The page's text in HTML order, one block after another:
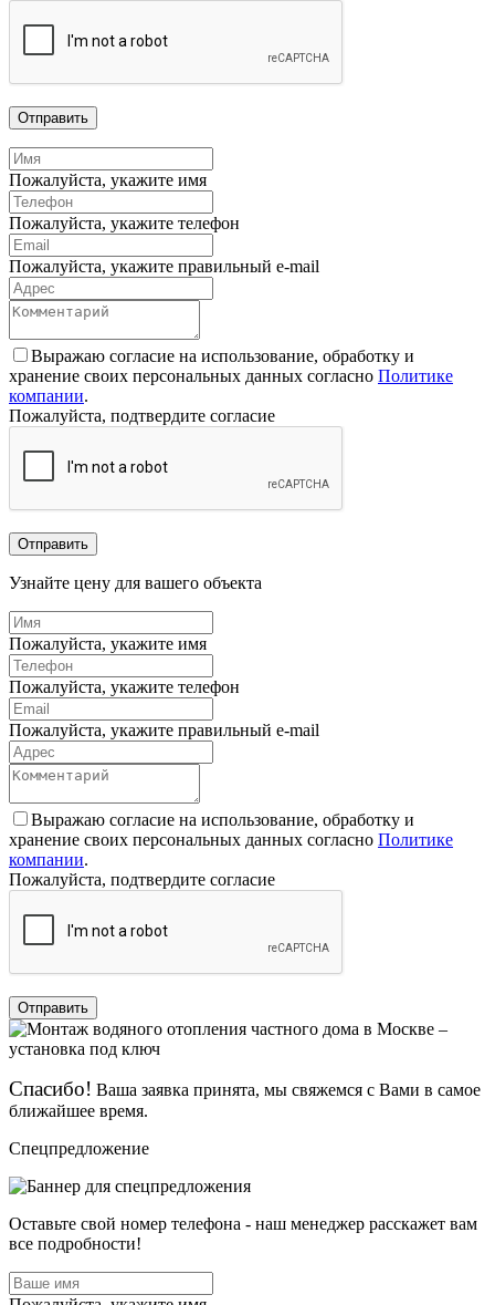
Отправить
Пожалуйста, укажите имя
Пожалуйста, укажите телефон
Пожалуйста, укажите правильный e-mail
Выражаю согласие на использование, обработку и
хранение своих персональных данных согласно Политике
компании.
Пожалуйста, подтвердите согласие
Отправить
Узнайте цену для вашего объекта
Пожалуйста, укажите имя
Пожалуйста, укажите телефон
Пожалуйста, укажите правильный e-mail
Выражаю согласие на использование, обработку и
хранение своих персональных данных согласно Политике
компании.
Пожалуйста, подтвердите согласие
Отправить
Спасибо! Ваша заявка принята, мы свяжемся с Вами в самое
ближайшее время.
Спецпредложение
Оставьте свой номер телефона - наш менеджер расскажет вам
все подробности!